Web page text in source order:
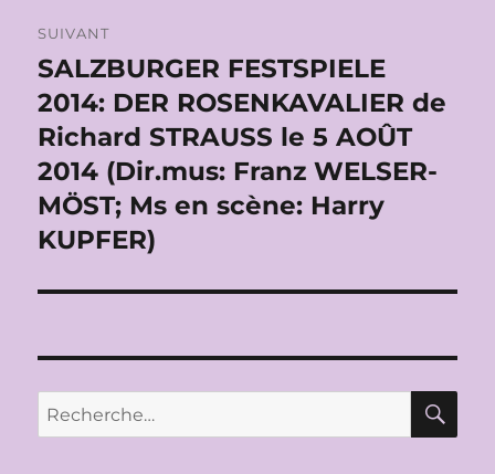
SUIVANT
Publication
suivante :
SALZBURGER FESTSPIELE
2014: DER ROSENKAVALIER de
Richard STRAUSS le 5 AOÛT
2014 (Dir.mus: Franz WELSER-
MÖST; Ms en scène: Harry
KUPFER)
Recherche
pour :